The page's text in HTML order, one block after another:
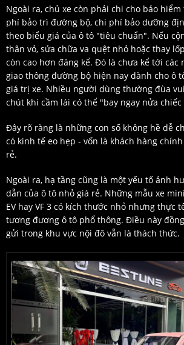
Ngoài ra, chủ xe còn phải chi cho bảo
phí bảo trì đường bộ, chi phí bảo dưỡng
theo biểu giá của ô tô "tiêu chuẩn". Nếu
thân vỏ, sửa chữa va quệt nhỏ hoặc thay
còn cao hơn đáng kể. Đó là chưa kể tới các
giao thông đường bộ hiện nay dành cho ô
giá trị xe. Nhiều người dùng thường đùa
chút khi cầm lái có thể "bay ngay nửa chiếc
Đây rõ ràng là những con số không hề dễ
có kinh tế eo hẹp - vốn là khách hàng
rẻ.
Ngoài ra, hạ tầng cũng là một yếu tố ảnh
dẫn của ô tô nhỏ giá rẻ. Những mẫu xe
EV hay VF 3 có kích thước nhỏ nhưng thực
tương đương ô tô phổ thông. Điều này
gửi trong khu vực nội đô vẫn là thách thức.